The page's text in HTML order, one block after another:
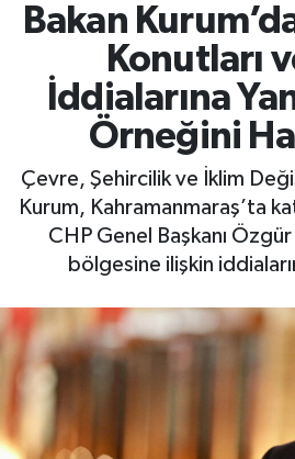
Bakan
Konutları
İddialarına
Örneğini
Çevre, Şehircilik ve İklim
Kurum, Kahramanmaraş’ta
CHP Genel Başkanı
bölgesine ilişkin
DÜNYA
EĞİTİM
EKONOMİ
ELAZIĞ
GÜNDEM
HABERDE İNSAN
KÜLTÜR-SANAT
Tüm Manşetler
Son Dakika Haberleri
Haber Arşivi